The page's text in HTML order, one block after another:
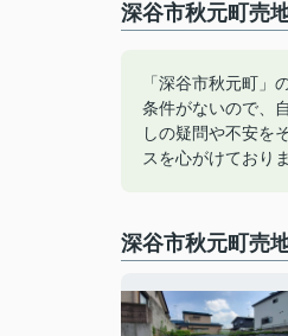
深谷市秋元町売
「深谷市秋元町
条件がないので、
しの疑問や不安を
スを心がけており
深谷市秋元町売